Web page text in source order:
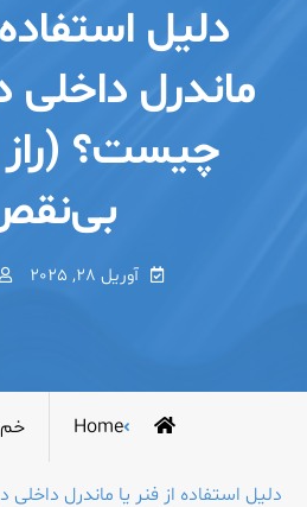
دلیل
ماندرل داخلی
چیست؟
آوریل 28, 2025
Home خم
دلیل استفاده از فنر یا ماندرل